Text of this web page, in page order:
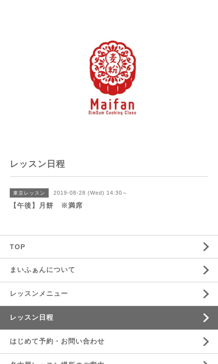
レッスン日程
東京レッスン 2019-08-28 (Wed) 14:30～
【午後】月餅 ※満席
TOP
まいふぁんについて
レッスンメニュー
レッスン日程
はじめて予約・お問い合わせ